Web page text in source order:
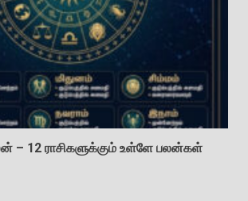
– 12 ராசிகளுக்கும் உள்ளே பலன்கள்